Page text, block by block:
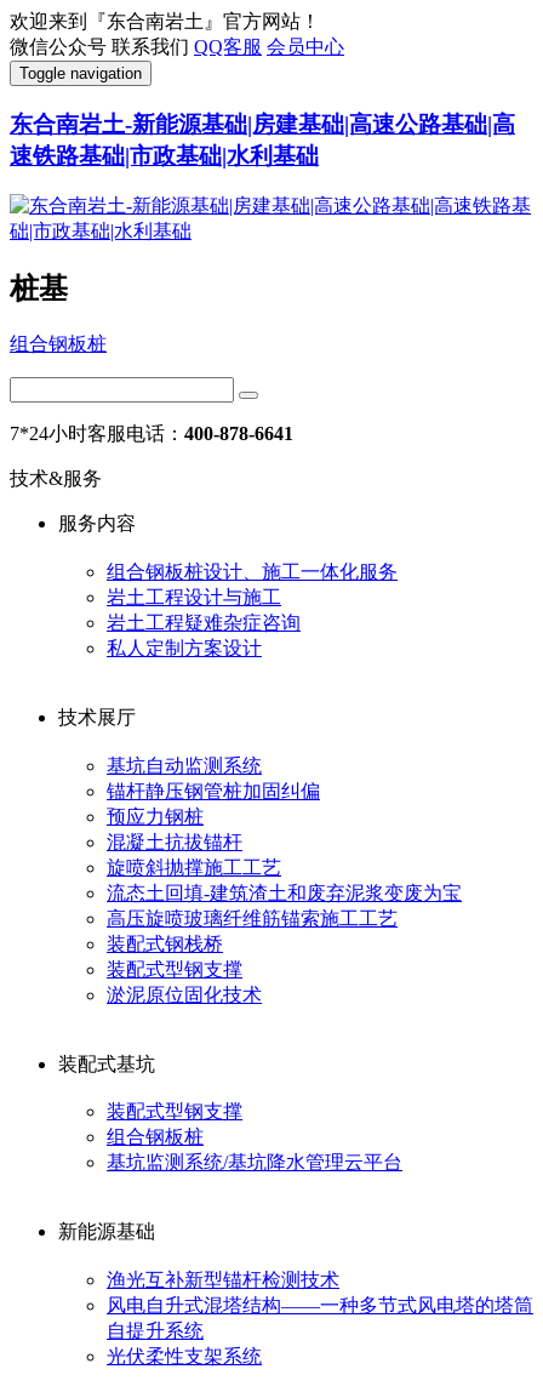
欢迎来到『东合南岩土』官方网站！
微信公众号 联系我们 QQ客服 会员中心
Toggle navigation
东合南岩土-新能源基础|房建基础|高速公路基础|高
速铁路基础|市政基础|水利基础
桩基
组合钢板桩
7*24小时客服电话： 400-878-6641
技术&服务
服务内容
组合钢板桩设计、施工一体化服务
岩土工程设计与施工
岩土工程疑难杂症咨询
私人定制方案设计
技术展厅
基坑自动监测系统
锚杆静压钢管桩加固纠偏
预应力钢桩
混凝土抗拔锚杆
旋喷斜抛撑施工工艺
流态土回填-建筑渣土和废弃泥浆变废为宝
高压旋喷玻璃纤维筋锚索施工工艺
装配式钢栈桥
装配式型钢支撑
淤泥原位固化技术
装配式基坑
装配式型钢支撑
组合钢板桩
基坑监测系统/基坑降水管理云平台
新能源基础
渔光互补新型锚杆检测技术
风电自升式混塔结构——一种多节式风电塔的塔筒
自提升系统
光伏柔性支架系统